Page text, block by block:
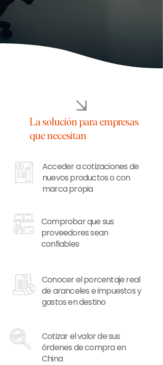
La solución para empresas
que necesitan
Acceder a cotizaciones de
nuevos productos o con
marca propia
Comprobar que sus
proveedores sean
confiables
Conocer el porcentaje real
de aranceles e impuestos y
gastos en destino
Cotizar el valor de sus
órdenes de compra en
China